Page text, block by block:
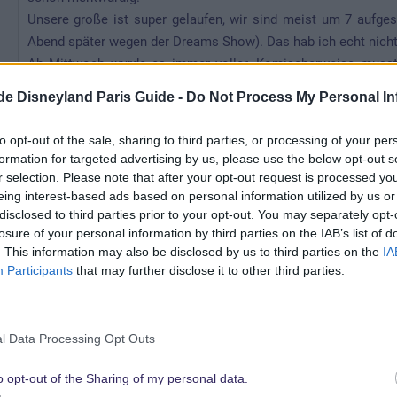
Disneyland Paris Guide - Do Not Process My Personal
opt-out of the sale, sharing to third parties, or processing of your
for targeted advertising by us, please use the below opt-out
selection. Please note that after your opt-out request is processed
interest-based ads based on personal information utilized by us
to third parties prior to your opt-out. You may separately
of your personal information by third parties on the IAB’s list of
This information may also be disclosed by us to third parties on the
Participants that may further disclose it to other third parties.
Data Processing Opt Outs
opt-out of the Sharing of my personal data.
Unsere große ist super gelaufen, wir sind meist um 7
Abend später wegen der Dreams Show). Das hab ich echt
Ab Mittwoch wurde es immer voller. Komischerweise
anstehen. In den Studios waren die Wartezeiten deutlich
geschafft.
Shows haben wir auch einige gesehen. Die Kinder lieben
jedes mal anders und bei regen genau das richtige zum
Die Kinder haben super mitgemacht und wir hatten eine
noch eine Nacht im Park & Suites Presdige Hotel
einem Drecksloch landen aber es war wirklich sauber. Klar
Samstag sind wir dann noch ins Val d Europe gefahren
Sachen in unseren Wagen geladen bis die Kinder keine
Einkaufscenter unterwegs bis wir schließlich beim
nichts wenn man kein Französisch spricht und alles raten
Wir sind dann 9 Stunden nach hause gefahren und haben